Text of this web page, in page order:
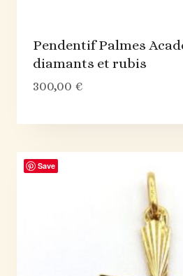
Pendentif Palmes
diamants et rubis
300,00 €
Save